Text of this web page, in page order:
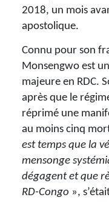
2018, un mois
apostolique.
Connu pour son
Monsengwo est
majeure en RDC.
après que le
réprimé une
au moins cinq
est temps que la
mensonge
dégagent et que
RD-Congo »,